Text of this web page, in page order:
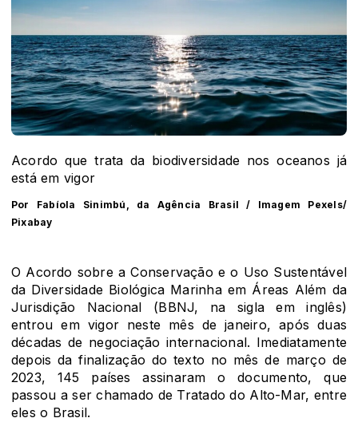
Acordo que trata da biodiversidade nos oceanos já
está em vigor
Por Fabíola Sinimbú, da Agência Brasil / Imagem Pexels/
Pixabay
O Acordo sobre a Conservação e o Uso Sustentável
da Diversidade Biológica Marinha em Áreas Além da
Jurisdição Nacional (BBNJ, na sigla em inglês)
entrou em vigor neste mês de janeiro, após duas
décadas de negociação internacional. Imediatamente
depois da finalização do texto no mês de março de
2023, 145 países assinaram o documento, que
passou a ser chamado de Tratado do Alto-Mar, entre
eles o Brasil.